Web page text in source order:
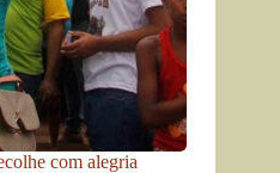
com alegria